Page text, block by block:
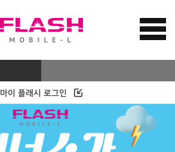
마이 플래시 로그인